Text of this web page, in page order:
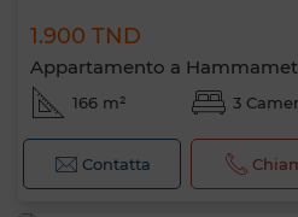
1.900 TND
Appartamento a Hammamet
166 m² 3
Contatta